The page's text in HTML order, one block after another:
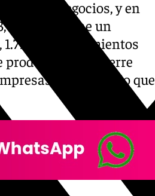
5.094 negocios, y en
lo que supone un
1.776 establecimientos
producir algún cierre
que abren, lo que